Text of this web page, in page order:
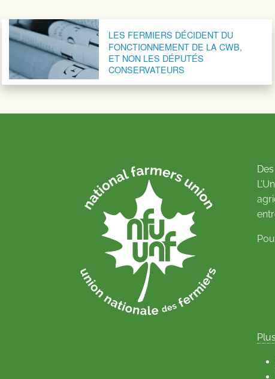
Navigation postaleLES FERMIERS DÉCIDENT DU
FONCTIONNEMENT DE LA CWB,
ET NON LES DÉPUTÉS
CONSERVATEURS